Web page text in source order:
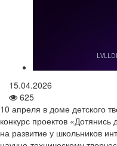
15.04.2026
625
10 апреля в доме детского
конкурс проектов
на развитие у школьников